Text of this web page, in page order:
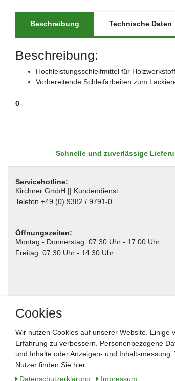
Beschreibung Technische Daten
Beschreibung:
Hochleistungsschleifmittel für
Vorbereitende Schleifarbeiten zum
0
Schnelle und zuverlässige
Servicehotline:
Kirchner GmbH || Kundendienst
Telefon +49 (0) 9382 / 9791-0
Öffnungszeiten:
Montag - Donnerstag: 07.30 Uhr - 17.00 Uhr
Freitag: 07.30 Uhr - 14.30 Uhr
** gilt für Lieferungen innerhalb Deutschlands, Lieferzeiten für
Widerrufs­recht Impressum
Cookies
Wir nutzen Cookies auf unserer Website.
Erfahrung zu verbessern. Personenbezogene
und Inhalte oder Anzeigen- und
Nutzer finden Sie hier:
Daten­schutz­erklärung
Impressum